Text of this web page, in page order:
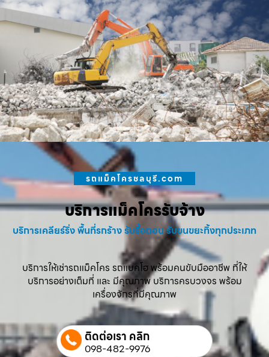
รถแม็คโครชลบุรี.com
บริการแม็คโครรับจ้าง
บริการเคลียร์ริ่ง พื้นที่รกร้าง รับรื้อถอน รับขนขยะทิ้งทุกประเภท
บริการให้เช่ารถแม็คโคร รถแบคโฮ พร้อมคนขับมืออาชีพ ที่ให้
บริการอย่างเต็มที่ และ มีคุณภาพ บริการครบวงจร พร้อม
เครื่องจักรที่มีคุณภาพ
ติดต่อเรา คลิก
098-482-9976